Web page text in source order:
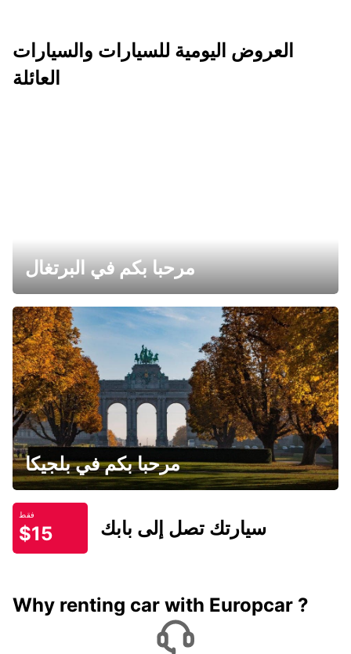
العروض اليومية للسيارات والسيارات
العائلة
مرحبا بكم في البرتغال
مرحبا بكم في بلجيكا
فقط
$15 سيارتك تصل إلى بابك
Why renting car with Europcar ?